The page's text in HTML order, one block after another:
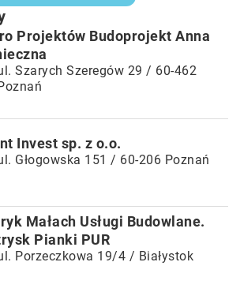
Projektów Budoprojekt Anna
Szarych Szeregów 29 / 60-462
Invest sp. z o.o.
Głogowska 151 / 60-206 Poznań
Małach Usługi Budowlane.
Pianki PUR
Porzeczkowa 19/4 / Białystok